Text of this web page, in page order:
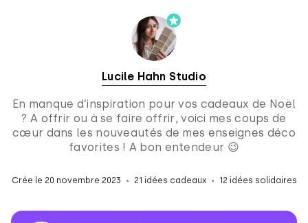
Lucile Hahn Studio
En manque d’inspiration pour vos cadeaux de Noël
? A offrir ou à se faire offrir, voici mes coups de
cœur dans les nouveautés de mes enseignes déco
favorites ! A bon entendeur 😉
Crée le 20 novembre 2023 21 idées cadeaux 12 idées solidaires